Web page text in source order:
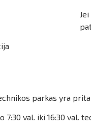
parkas yra
7:30 val. iki 16:30 val.